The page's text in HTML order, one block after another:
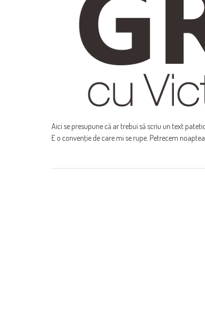
Aici se presupune că ar trebui să scriu un text
E o convenţie de care mi se rupe. Petrecem